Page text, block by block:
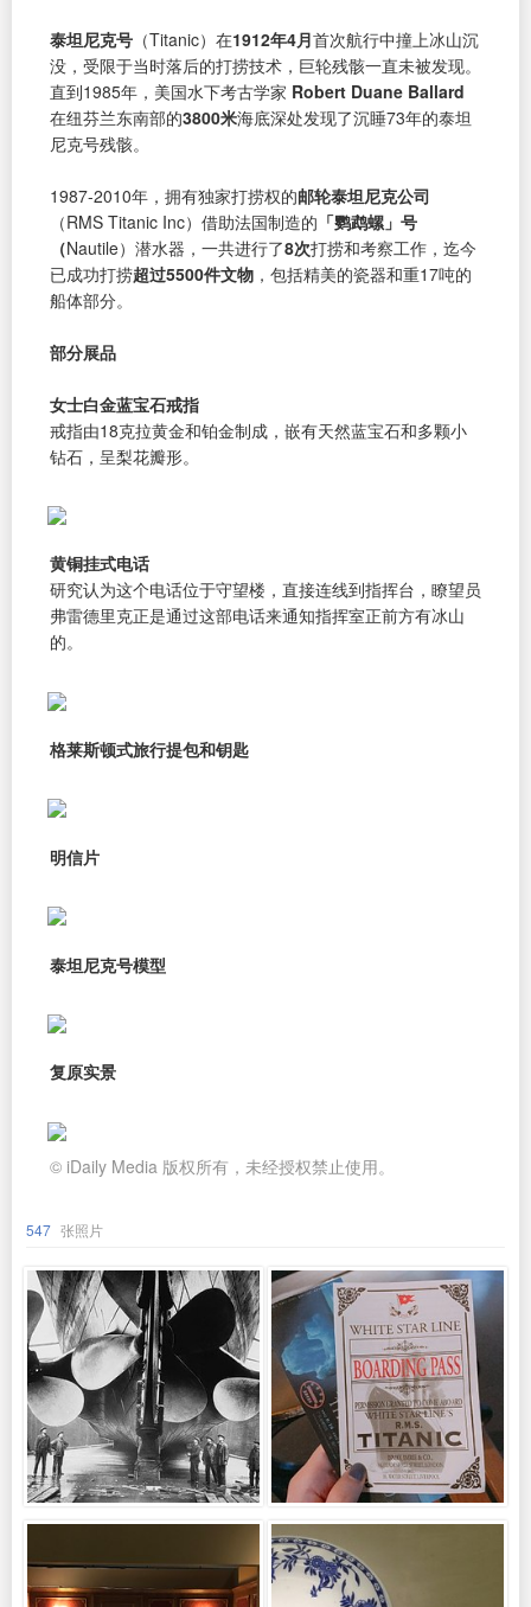
泰坦尼克号 （Titanic）在1912年4月首次航行中撞上冰山沉
没，受限于当时落后的打捞技术，巨轮残骸一直未被发现。
直到1985年，美国水下考古学家 Robert Duane Ballard
在纽芬兰东南部的3800米海底深处发现了沉睡73年的泰坦
尼克号残骸。
1987-2010年，拥有独家打捞权的邮轮泰坦尼克公司
（RMS Titanic Inc）借助法国制造的 「鹦鹉螺」号
（Nautile）潜水器，一共进行了8次打捞和考察工作，迄今
已成功打捞超过5500件文物 ，包括精美的瓷器和重17吨的
船体部分。
部分展品
女士白金蓝宝石戒指
戒指由18克拉黄金和铂金制成，嵌有天然蓝宝石和多颗小
钻石，呈梨花瓣形。
黄铜挂式电话
研究认为这个电话位于守望楼，直接连线到指挥台，瞭望员
弗雷德里克正是通过这部电话来通知指挥室正前方有冰山
的。
格莱斯顿式旅行提包和钥匙
明信片
泰坦尼克号模型
复原实景
© iDaily Media 版权所有，未经授权禁止使用。
547 张照片